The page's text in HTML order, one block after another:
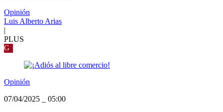
Opinión
Luis Alberto Arias
|
PLUS
G
Opinión
07/04/2025
05:00